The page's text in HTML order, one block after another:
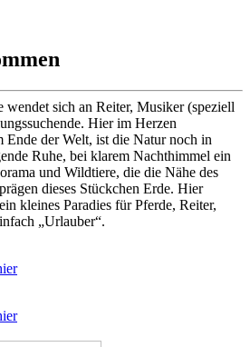
wendet sich an Reiter, Musiker (speziell
Hier im Herzen
Ende der Welt, ist die Natur noch in
Ruhe, bei klarem Nachthimmel ein
und Wildtiere, die die Nähe des
dieses Stückchen Erde. Hier
kleines Paradies für Pferde, Reiter,
„Urlauber“.